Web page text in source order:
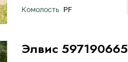
Комолость PF
Элвис 597190665